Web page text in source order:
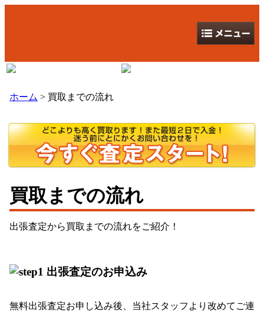
ホーム > 買取までの流れ
買取までの流れ
出張査定から買取までの流れをご紹介！
無料出張査定お申し込み後、当社スタッフより改めてご連